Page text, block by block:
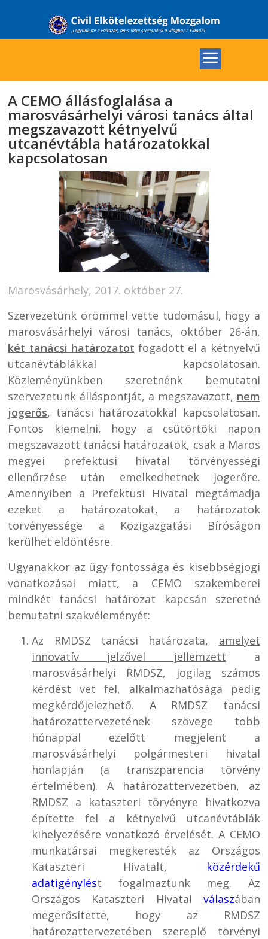
A CEMO állásfoglalása a
marosvásárhelyi városi tanács által
megszavazott kétnyelvű
utcanévtábla határozatokkal
kapcsolatosan
Marosvásárhely, 2017. október 27.
Szervezetünk örömmel vette tudomásul, hogy a
marosvásárhelyi városi tanács, október 26-án,
két tanácsi határozatot fogadott el a kétnyelvű
utcanévtáblákkal kapcsolatosan.
Közleményünkben szeretnénk bemutatni
szervezetünk álláspontját, a megszavazott, nem
jogerős, tanácsi határozatokkal kapcsolatosan.
Fontos kiemelni, hogy a csütörtöki napon
megszavazott tanácsi határozatok, csak a Maros
megyei prefektusi hivatal törvényességi
ellenőrzése után emelkedhetnek jogerőre.
Amennyiben a Prefektusi Hivatal megtámadja
ezeket a határozatokat, a határozatok
törvényessége a Közigazgatási Bíróságon
kerülhet eldöntésre.
Ugyanakkor az ügy fontossága és kisebbségjogi
vonatkozásai miatt, a CEMO szakemberei
mindkét tanácsi határozat kapcsán szeretné
bemutatni szakvéleményét:
Az RMDSZ tanácsi határozata, amelyet
innovatív jelzővel jellemzett a
marosvásárhelyi RMDSZ, jogilag számos
kérdést vet fel, alkalmazhatósága pedig
megkérdőjelezhető. A RMDSZ tanácsi
határozattervezetének szövege több
hónappal ezelőtt megjelent a
marosvásárhelyi polgármesteri hivatal
honlapján (a transzparencia törvény
értelmében). A határozattervezetben, az
RMDSZ a kataszteri törvényre hivatkozva
építette fel a kétnyelvű utcanévtáblák
kihelyezésére vonatkozó érvelését. A CEMO
munkatársai megkeresték az Országos
Kataszteri Hivatalt,
közérdekű
adatigénylést fogalmaztunk meg. Az
Országos Kataszteri Hivatal válaszában
megerősítette, hogy az RMDSZ
határozattervezetében szereplő törvényi